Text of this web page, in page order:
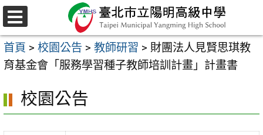
跳
至
主
要
容
區
選
單
首頁 > 校園公告 > 教師研習 > 財團法人見賢思琪教
育基金會「服務學習種子教師培訓計畫」計畫書
校園公告